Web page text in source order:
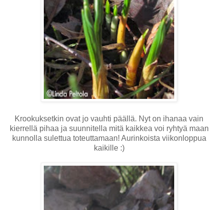
Krookuksetkin ovat jo vauhti päällä. Nyt on ihanaa vain
kierrellä pihaa ja suunnitella mitä kaikkea voi ryhtyä maan
kunnolla sulettua toteuttamaan! Aurinkoista viikonloppua
kaikille :)